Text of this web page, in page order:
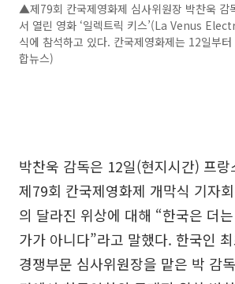
▲제79회 칸국제영화제 심사위원장 박찬욱 감
서 열린 영화 ‘일렉트릭 키스’(La Venus
식에 참석하고 있다. 칸국제영화제는 12일부
합뉴스)
박찬욱 감독은 12일(현지시간) 프랑
제79회 칸국제영화제 개막식 기자
의 달라진 위상에 대해 “한국은 더
가가 아니다”라고 말했다. 한국인
경쟁부문 심사위원장을 맡은 박 감